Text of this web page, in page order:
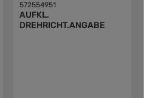
572554951
AUFKL.
DREHRICHT.ANGABE